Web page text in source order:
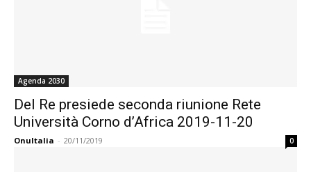
Agenda 2030
Del Re presiede seconda riunione Rete
Università Corno d’Africa 2019-11-20
OnuItalia - 20/11/2019 0